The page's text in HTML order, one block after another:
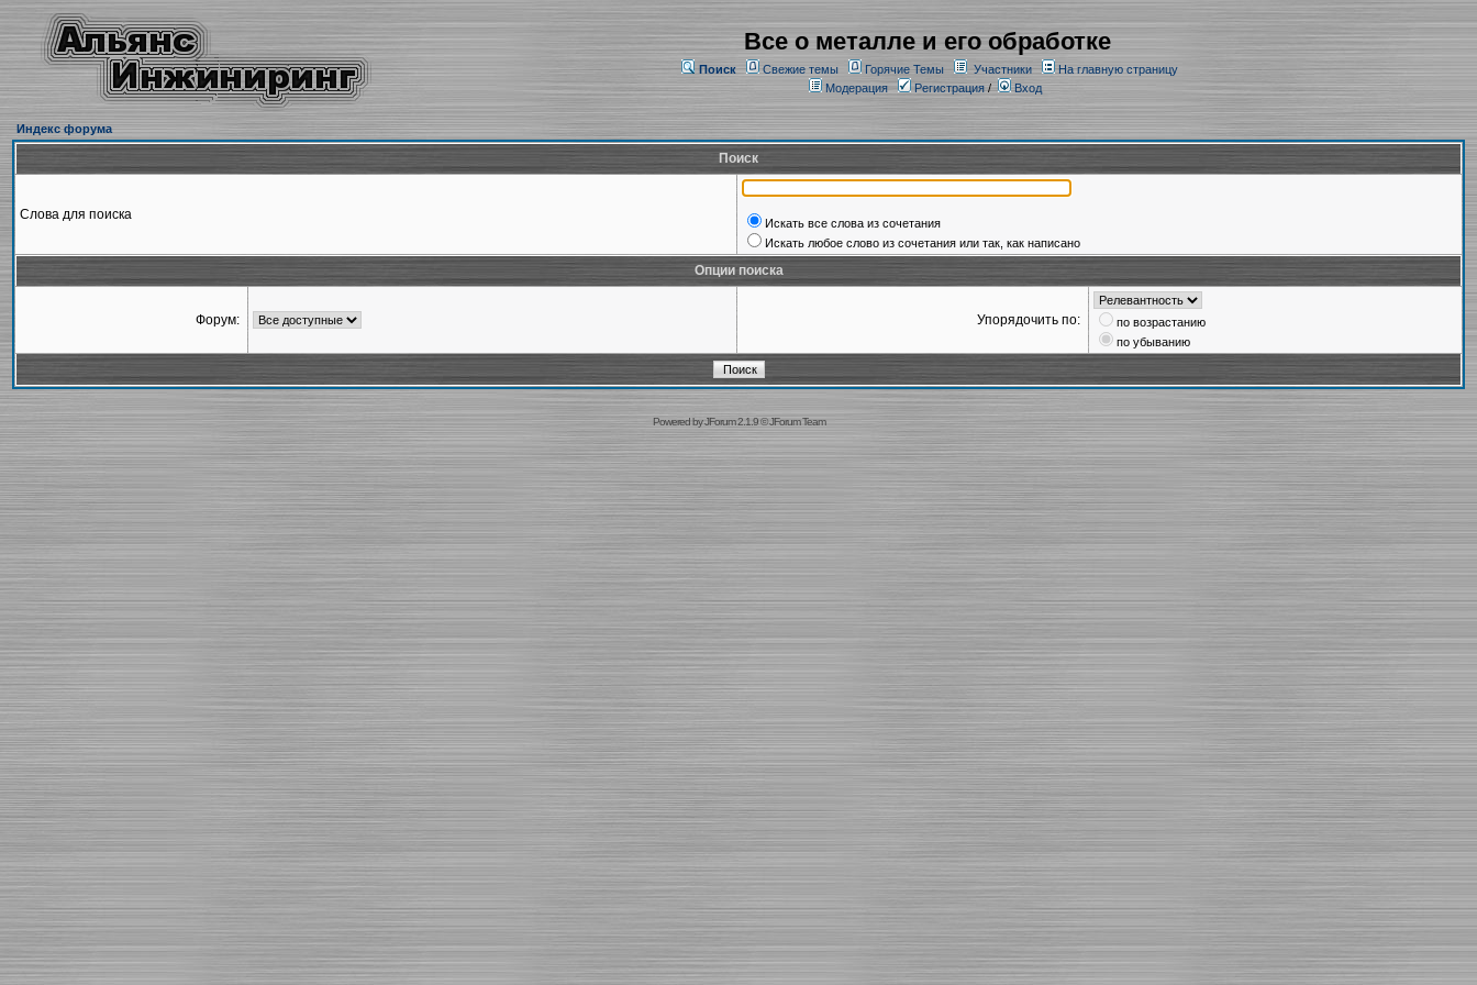
Все о металле и его обработке
Поиск Свежие темы Горячие Темы Участники
На главную страницу
Модерация
Регистрация/ Вход
Индекс форума
Поиск
Слова для поиска
Искать все слова из сочетания
Искать любое слово из сочетания или так, как написано
Опции поиска
Форум: Упорядочить по:
по возрастанию
по убыванию
Powered byJForum 2.1.9©JForum Team